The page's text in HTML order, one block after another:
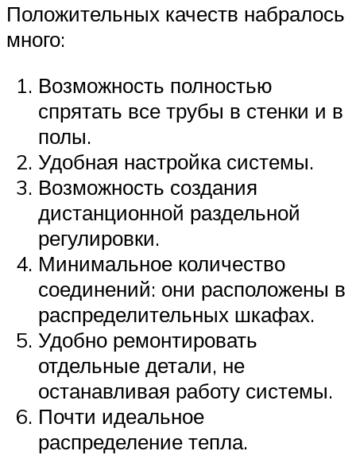
Положительных качеств набралось
много:
Возможность полностью
спрятать все трубы в стенки и в
полы.
Удобная настройка системы.
Возможность создания
дистанционной раздельной
регулировки.
Минимальное количество
соединений: они расположены в
распределительных шкафах.
Удобно ремонтировать
отдельные детали, не
останавливая работу системы.
Почти идеальное
распределение тепла.